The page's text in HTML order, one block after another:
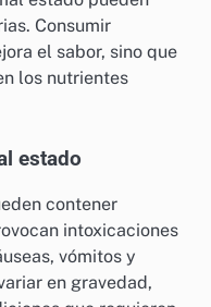
de los
estado pueden
Consumir
el sabor, sino que
los nutrientes